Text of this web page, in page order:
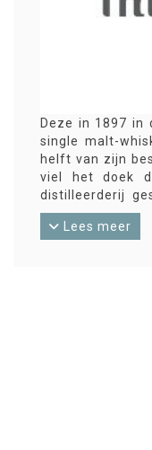
Deze in 1897 in
single malt-
helft van zijn
viel het doek
distilleerderij
een nieuwe
Van Imperial
bottelingen tot
Lees meer